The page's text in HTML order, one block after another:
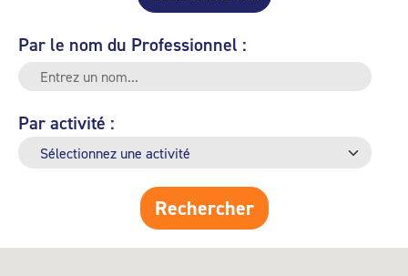
Par le nom du Professionnel :
Par activité :